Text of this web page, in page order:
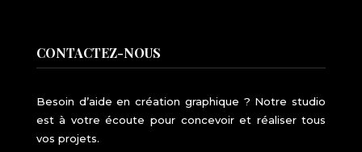
CONTACTEZ-NOUS
Besoin d’aide en création graphique ? Notre studio
est à votre écoute pour concevoir et réaliser tous
vos projets.